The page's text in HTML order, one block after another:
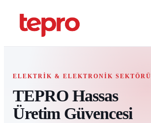
ELEKTRIK & ELEKTRONIK SEKTÖRÜ
TEPRO Hassas
Üretim Güvencesi